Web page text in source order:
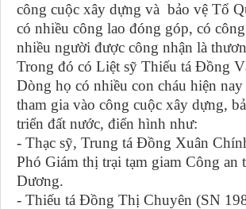
công cuộc xây dựng và bảo vệ Tổ
có nhiều công lao đóng góp, có
nhiều người được công nhận là
Trong đó có Liệt sỹ Thiếu tá Đồng
Dòng họ có nhiều con cháu hiện
tham gia vào công cuộc xây dựng,
triển đất nước, điển hình như:
- Thạc sỹ, Trung tá Đồng Xuân
Phó Giám thị trại tạm giam Công an
Dương.
- Thiếu tá Đồng Thị Chuyên (SN